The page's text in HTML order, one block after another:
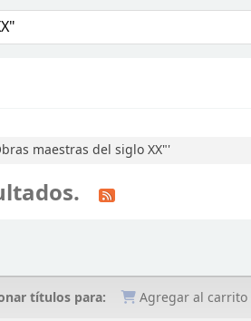
maestras del siglo XX"'
títulos para: Agregar al carrito